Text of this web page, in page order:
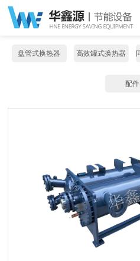
盘管式换热器 高效罐式换热器
配件